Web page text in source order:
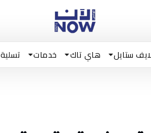
ستايل هاي تاك خدمات تسلية